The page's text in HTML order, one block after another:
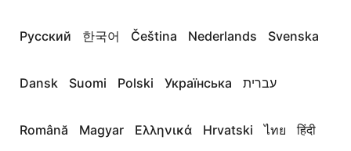
Русский 한국어 Čeština Nederlands Svenska
Dansk Suomi Polski Українська עברית
Română Magyar Ελληνικά Hrvatski ไทย हिंदी